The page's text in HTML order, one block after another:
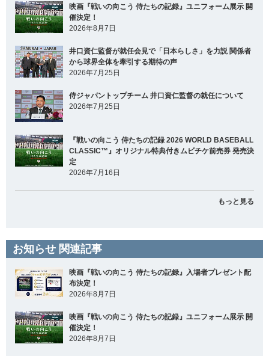
映画『戦いの向こう 侍たちの記録』ユニフォーム展示 開
催決定！
2026年8月7日
井口資仁監督が就任会見で「日本らしさ」を力説 関係者
から球界全体を牽引する期待の声
2026年7月25日
侍ジャパントップチーム 井口資仁監督の就任について
2026年7月25日
『戦いの向こう 侍たちの記録 2026 WORLD BASEBALL
CLASSIC™』オリジナル特典付きムビチケ前売券 発売決
定
2026年7月16日
もっと見る
お知らせ 関連記事
映画『戦いの向こう 侍たちの記録』入場者プレゼント配
布決定！
2026年8月7日
映画『戦いの向こう 侍たちの記録』ユニフォーム展示 開
催決定！
2026年8月7日